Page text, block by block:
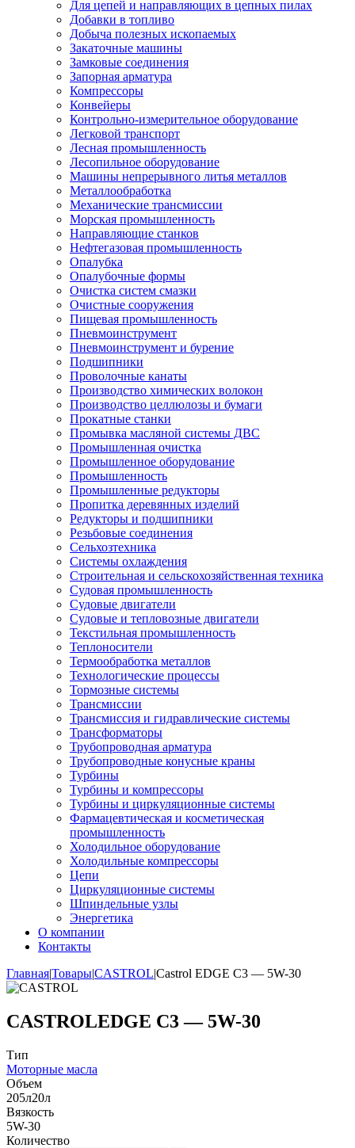
Для цепей и направляющих в цепных пилах
Добавки в топливо
Добыча полезных ископаемых
Закаточные машины
Замковые соединения
Запорная арматура
Компрессоры
Конвейеры
Контрольно-измерительное оборудование
Легковой транспорт
Лесная промышленность
Лесопильное оборудование
Машины непрерывного литья металлов
Металлообработка
Механические трансмиссии
Морская промышленность
Направляющие станков
Нефтегазовая промышленность
Опалубка
Опалубочные формы
Очистка систем смазки
Очистные сооружения
Пищевая промышленность
Пневмоинструмент
Пневмоинструмент и бурение
Подшипники
Проволочные канаты
Производство химических волокон
Производство целлюлозы и бумаги
Прокатные станки
Промывка масляной системы ДВС
Промышленная очистка
Промышленное оборудование
Промышленность
Промышленные редукторы
Пропитка деревянных изделий
Редукторы и подшипники
Резьбовые соединения
Сельхозтехника
Системы охлаждения
Строительная и сельскохозяйственная техника
Судовая промышленность
Судовые двигатели
Судовые и тепловозные двигатели
Текстильная промышленность
Теплоносители
Термообработка металлов
Технологические процессы
Тормозные системы
Трансмиссии
Трансмиссия и гидравлические системы
Трансформаторы
Трубопроводная арматура
Трубопроводные конусные краны
Турбины
Турбины и компрессоры
Турбины и циркуляционные системы
Фармацевтическая и косметическая
промышленность
Холодильное оборудование
Холодильные компрессоры
Цепи
Циркуляционные системы
Шпиндельные узлы
Энергетика
О компании
Контакты
Главная|Товары|CASTROL|Castrol EDGE C3 — 5W-30
CASTROLEDGE C3 — 5W-30
Тип
Моторные масла
Объем
205л20л
Вязкость
5W-30
Количество